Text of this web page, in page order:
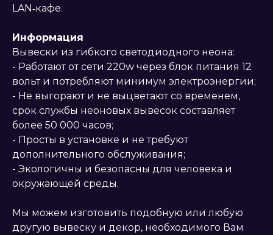
LAN‑кафе.
Информация
Вывески из гибкого светодиодного неона:
- Работают от сети 220w через блок питания 12
вольт и потребляют минимум электроэнергии;
- Не выгорают и не выцветают со временем,
срок службы неоновых вывесок составляет
более 50 000 часов;
- Просты в установке и не требуют
дополнительного обслуживания;
- Экологичны и безопасны для человека и
окружающей среды.
Мы можем изготовить подобную или любую
другую вывеску и декор, необходимого Вам